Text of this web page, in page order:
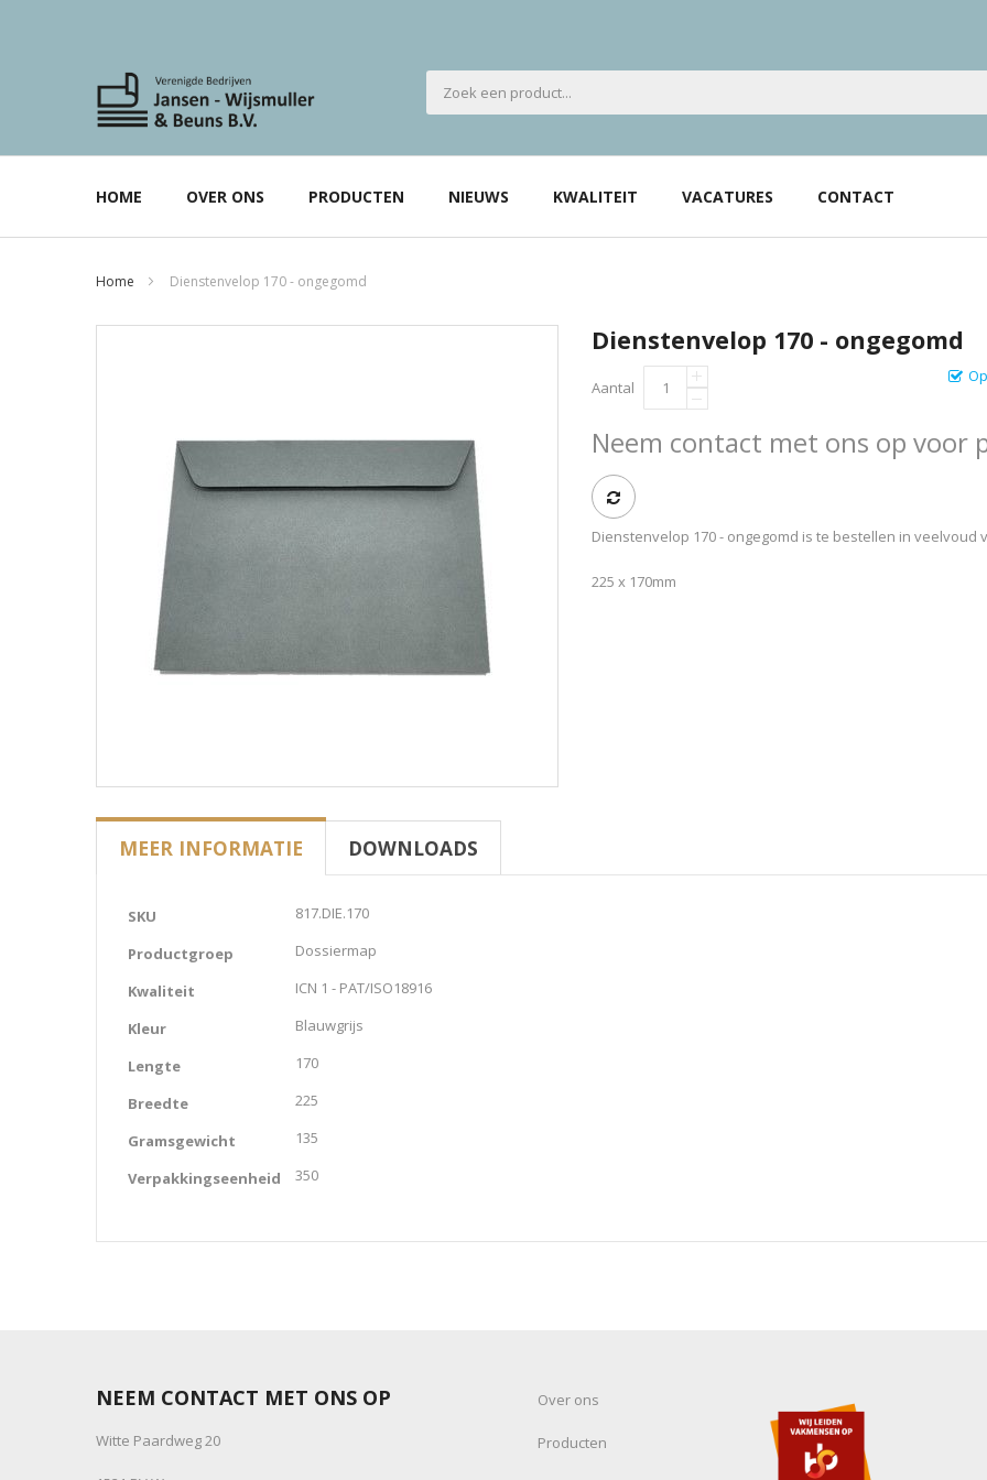
HOME OVER ONS PRODUCTEN NIEUWS KWALITEIT VACATURES CONTACT
Home Dienstenvelop 170 - ongegomd
Dienstenvelop 170 - ongegomd
Aantal
Neem contact met ons op voor
Dienstenvelop 170 - ongegomd is te bestellen in veelvoud
225 x 170mm
MEER INFORMATIE DOWNLOADS
SKU 817.DIE.170
Productgroep Dossiermap
Kwaliteit ICN 1 - PAT/ISO18916
Kleur Blauwgrijs
Lengte 170
Breedte 225
Gramsgewicht 135
Verpakkingseenheid 350
NEEM CONTACT MET ONS OP
Witte Paardweg 20
Over ons
Producten